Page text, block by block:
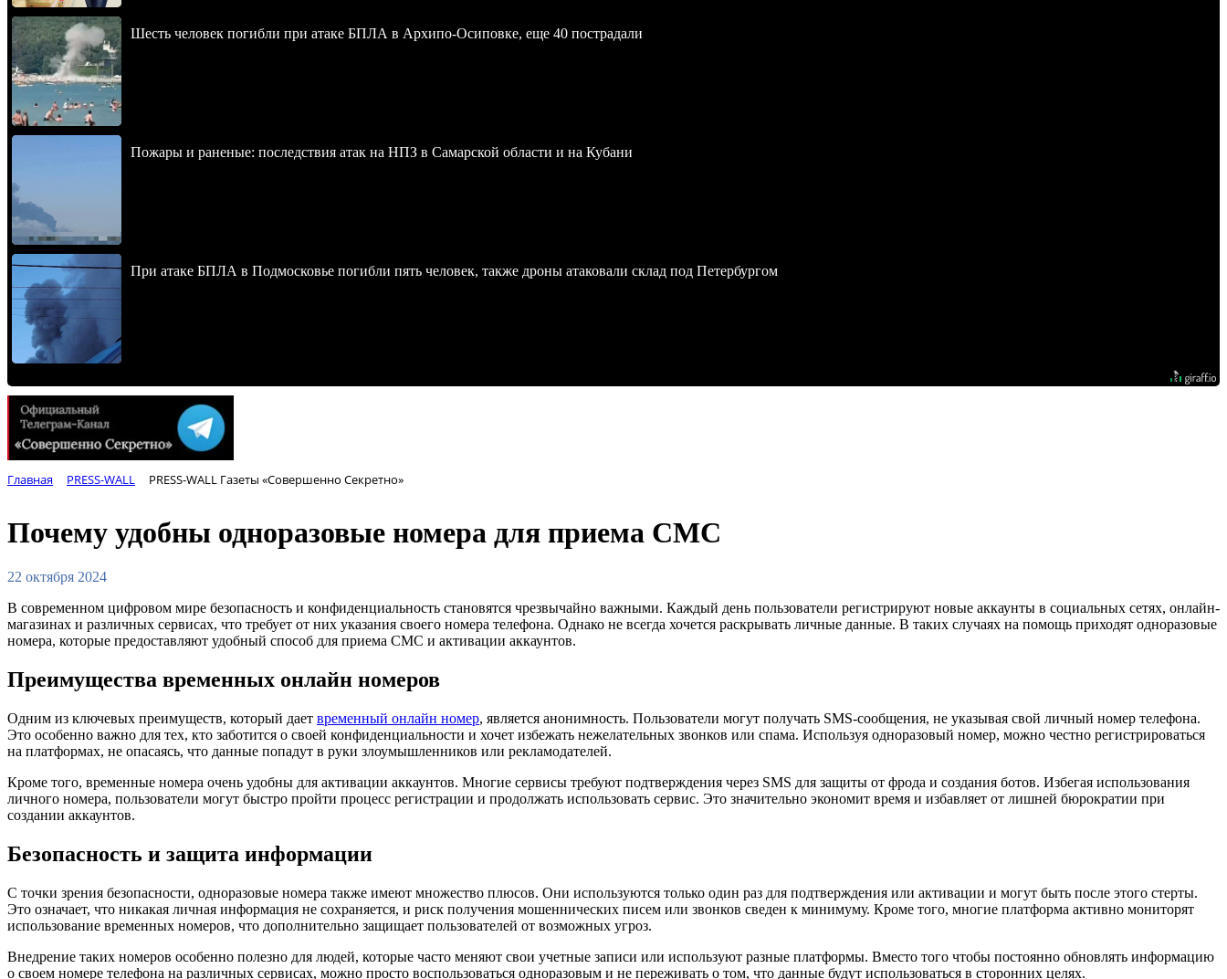
Шесть человек погибли при атаке БПЛА в Архипо-Осиповке, еще 40 пострадали
Пожары и раненые: последствия атак на НПЗ в Самарской области и на Кубани
При атаке БПЛА в Подмосковье погибли пять человек, также дроны атаковали склад под Петербургом
Главная PRESS-WALL PRESS-WALL Газеты «Совершенно Секретно»
Почему удобны одноразовые номера для приема СМС
22 октября 2024
В современном цифровом мире безопасность и конфиденциальность становятся чрезвычайно важными. Каждый день пользователи регистрируют новые аккаунты в социальных сетях, онлайн-
магазинах и различных сервисах, что требует от них указания своего номера телефона. Однако не всегда хочется раскрывать личные данные. В таких случаях на помощь приходят одноразовые
номера, которые предоставляют удобный способ для приема СМС и активации аккаунтов.
Преимущества временных онлайн номеров
Одним из ключевых преимуществ, который дает временный онлайн номер, является анонимность. Пользователи могут получать SMS-сообщения, не указывая свой личный номер телефона.
Это особенно важно для тех, кто заботится о своей конфиденциальности и хочет избежать нежелательных звонков или спама. Используя одноразовый номер, можно честно регистрироваться
на платформах, не опасаясь, что данные попадут в руки злоумышленников или рекламодателей.
Кроме того, временные номера очень удобны для активации аккаунтов. Многие сервисы требуют подтверждения через SMS для защиты от фрода и создания ботов. Избегая использования
личного номера, пользователи могут быстро пройти процесс регистрации и продолжать использовать сервис. Это значительно экономит время и избавляет от лишней бюрократии при
создании аккаунтов.
Безопасность и защита информации
С точки зрения безопасности, одноразовые номера также имеют множество плюсов. Они используются только один раз для подтверждения или активации и могут быть после этого стерты.
Это означает, что никакая личная информация не сохраняется, и риск получения мошеннических писем или звонков сведен к минимуму. Кроме того, многие платформа активно мониторят
использование временных номеров, что дополнительно защищает пользователей от возможных угроз.
Внедрение таких номеров особенно полезно для людей, которые часто меняют свои учетные записи или используют разные платформы. Вместо того чтобы постоянно обновлять информацию
о своем номере телефона на различных сервисах, можно просто воспользоваться одноразовым и не переживать о том, что данные будут использоваться в сторонних целях.